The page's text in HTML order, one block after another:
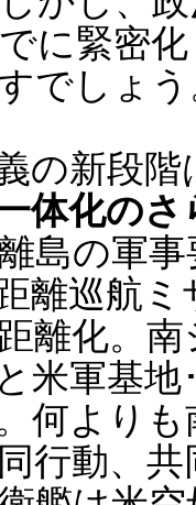
に緊密
でしょ
の新段階
体化の
島の軍
離巡航
離化。
米軍基
何より
行動、